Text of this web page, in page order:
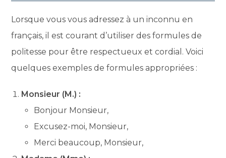
Lorsque vous vous adressez à un inconnu en
français, il est courant d’utiliser des formules de
politesse pour être respectueux et cordial. Voici
quelques exemples de formules appropriées :
Monsieur (M.) :
Bonjour Monsieur,
Excusez-moi, Monsieur,
Merci beaucoup, Monsieur,